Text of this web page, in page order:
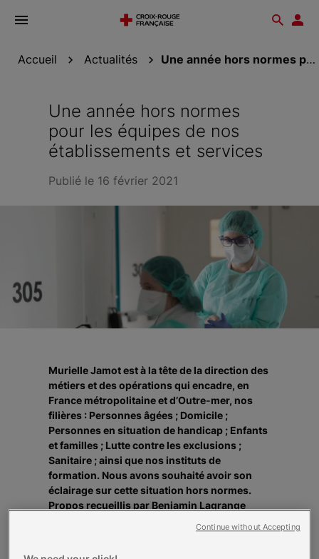
Ouvrir
Accueil Actualités Une année hors normes pour les équipes de nos...
Une année hors normes
pour les équipes de nos
établissements et services
Publié le 16 février 2021
Murielle Jamot est à la tête de la direction des
métiers et des opérations qui encadre, en
France métropolitaine et d’Outre-mer, nos
filières : Personnes âgées ; Domicile ;
Personnes en situation de handicap ; Enfants
et familles ; Lutte contre les exclusions ;
Sanitaire ; ainsi que nos instituts de
formation. Nous avons souhaité avoir son
éclairage sur cette situation hors normes.
Propos recueillis par Benjamin Lagrange
Continue without Accepting